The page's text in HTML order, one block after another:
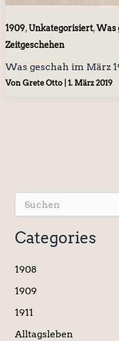
1909,Unkategorisiert,Was
Zeitgeschehen
Was geschah im März
Von Grete Otto 1. März 2019
u
c
h
n
a
h
Categories
1908
1909
1911
Alltagsleben